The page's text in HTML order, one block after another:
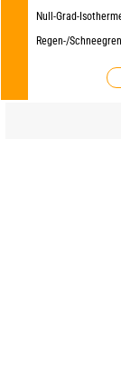
Null-Grad-